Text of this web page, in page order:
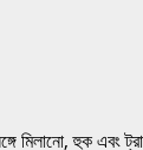
হুক এবং